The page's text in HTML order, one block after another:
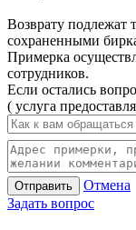
Возврату подлежат
сохраненными
Примерка
сотрудников.
Если остались
( услуга
Отправить
Отмена
Задать вопрос